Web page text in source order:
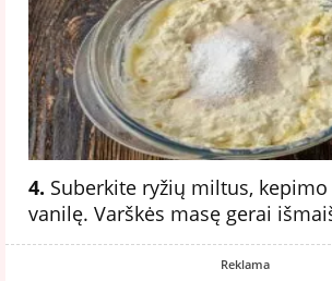
4. Suberkite ryžių miltus,
vanilę. Varškės masę gerai
Reklama